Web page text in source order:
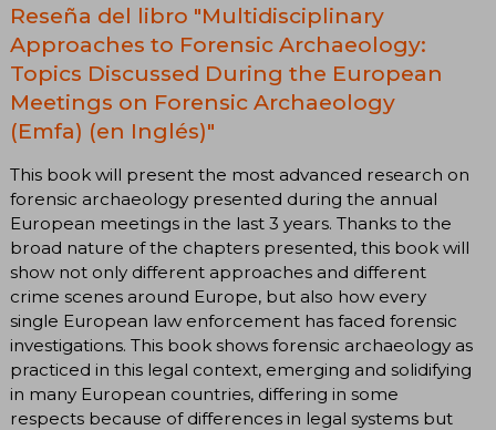
Reseña del libro "Multidisciplinary
Approaches to Forensic Archaeology:
Topics Discussed During the European
Meetings on Forensic Archaeology
(Emfa) (en Inglés)"
This book will present the most advanced research on
forensic archaeology presented during the annual
European meetings in the last 3 years. Thanks to the
broad nature of the chapters presented, this book will
show not only different approaches and different
crime scenes around Europe, but also how every
single European law enforcement has faced forensic
investigations. This book shows forensic archaeology as
practiced in this legal context, emerging and solidifying
in many European countries, differing in some
respects because of differences in legal systems but